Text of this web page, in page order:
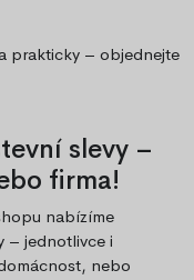
prakticky – objednejte
slevy –
firma!
nabízíme
– jednotlivce i
nebo